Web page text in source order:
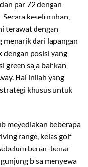
par 72 dengan
keseluruhan,
terawat dengan
menarik dari lapangan
dengan posisi yang
green saja bahkan
Hal inilah yang
khusus untuk
meyediakan beberapa
range, kelas golf
benar-benar
bisa menyewa